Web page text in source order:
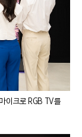
이크로 RGB TV를